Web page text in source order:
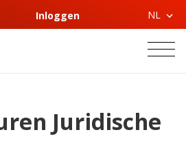
Inloggen NL
Juridische